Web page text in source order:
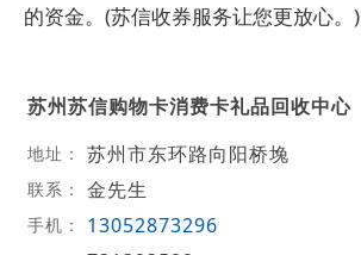
的资金。(苏信收券服务让您更放心。)
苏州苏信购物卡消费卡礼品回收中心
地址： 苏州市东环路向阳桥堍
联系： 金先生
手机： 13052873296